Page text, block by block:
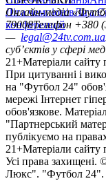
Ліга чемпіонівЛіга
конференцій
Онлайн-медіа
79008Телефон +380
— legal@24tv.com.ua
суб’єктів у сфері
21+Матеріали сайту
При цитуванні і
на "Футбол 24"
мережі Інтернет
обов'язкове.
"Партнерський
публікуємо на
21+Матеріали сайту
Усi права захищенi.
Люкс". "Футбол 24".